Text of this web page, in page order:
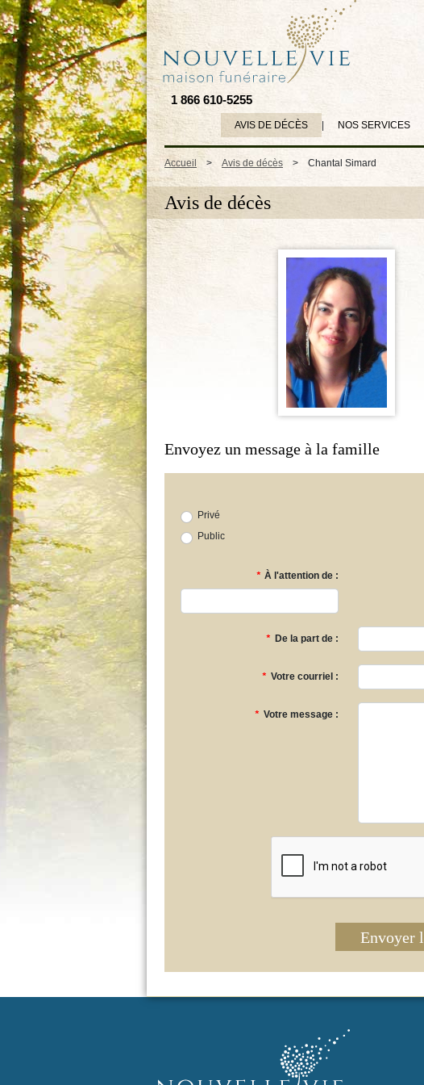
1 866 610-5255
AVIS DE DÉCÈS NOS SERVICES
Accueil > Avis de décès > Chantal Simard
Avis de décès
Envoyez un message à la famille
Privé
Public
* À l'attention de :
* De la part de :
* Votre courriel :
* Votre message :
Envoyer